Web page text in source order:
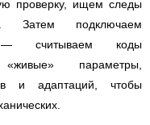
проверку, ищем следы
Затем подключаем
коды
«живые» параметры,
и адаптаций, чтобы